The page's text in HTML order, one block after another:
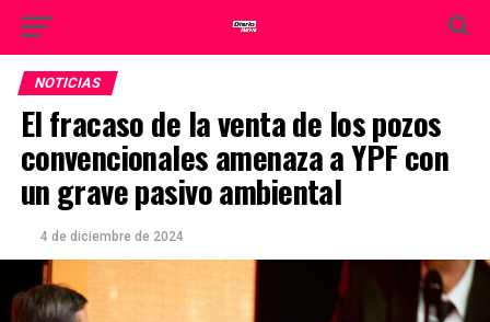
NOTICIAS
El fracaso de la venta de los pozos
convencionales amenaza a YPF con
un grave pasivo ambiental
4 de diciembre de 2024